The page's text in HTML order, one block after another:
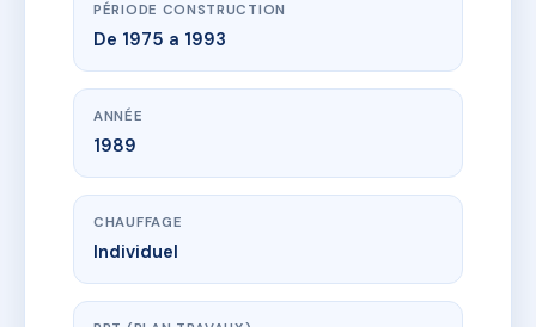
PÉRIODE CONSTRUCTION
De 1975 a 1993
ANNÉE
1989
CHAUFFAGE
Individuel